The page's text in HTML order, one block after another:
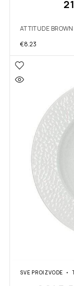
ATTITUDE
€8.23
SVE PROIZVODE